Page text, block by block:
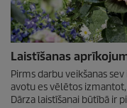
Laistīšanas
Pirms darbu veikšanas
avotu es vēlētos
Dārza laistīšanai būtībā ir